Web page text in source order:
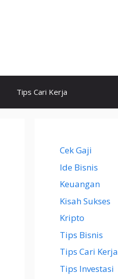
Tips Cari Kerja
Cek Gaji
Ide Bisnis
Keuangan
Kisah Sukses
Kripto
Tips Bisnis
Tips Cari Kerja
Tips Investasi